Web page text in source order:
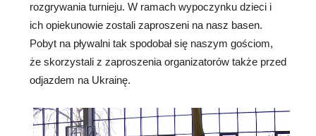
rozgrywania turnieju. W ramach wypoczynku dzieci i
ich opiekunowie zostali zaproszeni na nasz basen.
Pobyt na pływalni tak spodobał się naszym gościom,
że skorzystali z zaproszenia organizatorów także przed
odjazdem na Ukrainę.